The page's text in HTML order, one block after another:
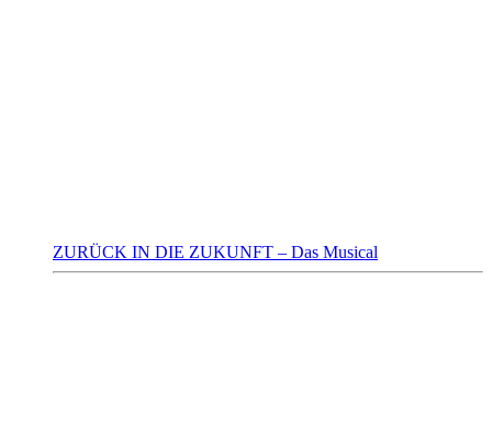
ZURÜCK IN DIE ZUKUNFT – Das Musical